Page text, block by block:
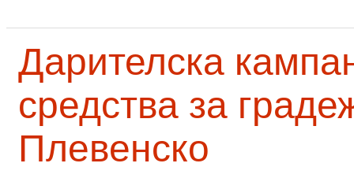
Дарителска
средства за
Плевенско